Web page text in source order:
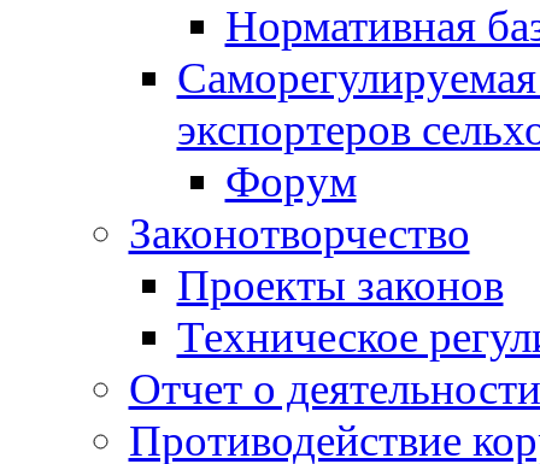
Нормативная
экспортеров
Форум
Законотворчество
Проекты законов
Техническое
Отчет о
Противодействие